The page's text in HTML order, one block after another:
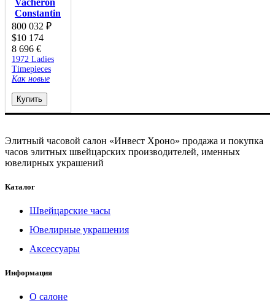
Constantin
800 032 ₽
$10 174
8 696 €
1972 Ladies
Timepieces
Как новые
Купить
Элитный часовой салон «Инвест Хроно» продажа и покупка
часов элитных швейцарских производителей, именных
ювелирных украшений
Каталог
Швейцарские часы
Ювелирные украшения
Аксессуары
Информация
О салоне